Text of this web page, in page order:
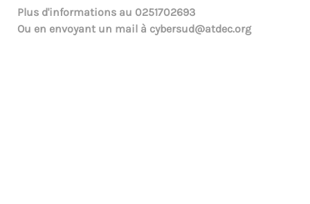
Plus d'informations au 0251702693
Ou en envoyant un mail à cybersud@atdec.org